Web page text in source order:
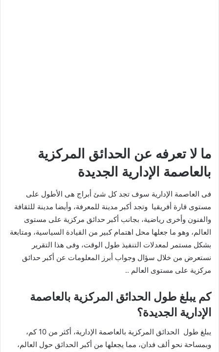
ما لا تعرفه عن الحدائق المركزية
بالعاصمة الإدارية الجديدة
فى العاصمة الإدارية سوف تجد كل شئ أبراج هى الأطول على
مستوى قارة أفريقيا وتجد أكبر مدينة للمعرفة، وأيضا مدينة للثقافة
والفنون وأخرى رياضية، بجانب أكبر حدائق مركزية على مستوى
العالم، وهو ما جعلها محل اهتمام كبير من القيادة السياسية، ومتابعة
بشكل مستمر لمعدلات التنفيذ طول الوقت، وفى هذا التقرير
نستعرض من خلال سؤال وجواب أبرز المعلومات عن أكبر حدائق
مركزية على مستوى العالم ..
كم يبلغ طول الحدائق المركزية بالعاصمة
الإدارية الجديدة؟
يبلغ طول الحدائق المركزية بالعاصمة الإدارية، أكثر من 10 كم،
وبمساحة نحو ألف فدان، مما يجعلها من أكبر الحدائق حول العالم،